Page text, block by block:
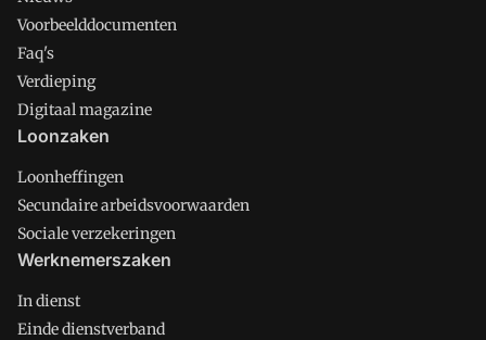
Voorbeelddocumenten
Faq's
Verdieping
Digitaal magazine
Loonzaken
Loonheffingen
Secundaire arbeidsvoorwaarden
Sociale verzekeringen
Werknemerszaken
In dienst
Einde dienstverband